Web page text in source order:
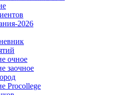
2026
очное
заочное
Procollege